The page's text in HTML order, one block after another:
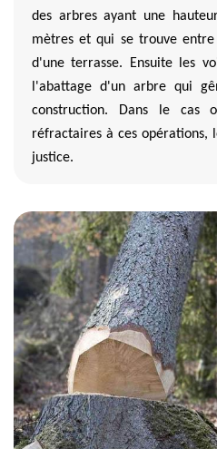
des arbres ayant une
mètres et qui se trouve
d'une terrasse. Ensuite les
l'abattage d'un arbre qui
construction. Dans le cas
réfractaires à ces opérations,
justice.